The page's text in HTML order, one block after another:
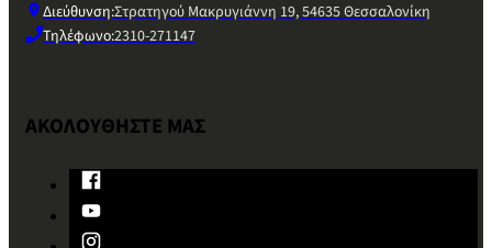
Διεύθυνση:Στρατηγού Μακρυγιάννη 19, 54635 Θεσσαλονίκη
Τηλέφωνο:2310-271147
ΑΚΟΛΟΥΘΗΣΤΕ ΜΑΣ